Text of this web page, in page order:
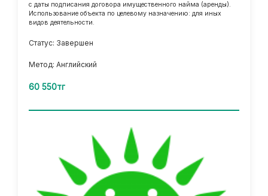
с даты подписания договора имущественного найма (аренды).
Использование объекта по целевому назначению: для иных
видов деятельности.
Статус: Завершен
Метод: Английский
60 550тг